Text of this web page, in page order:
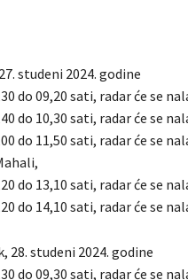
studeni 2024. godine
do 09,20 sati, radar će se
do 10,30 sati, radar će se
do 11,50 sati, radar će se
do 13,10 sati, radar će se
do 14,10 sati, radar će se
28. studeni 2024. godine
do 09,30 sati, radar će se